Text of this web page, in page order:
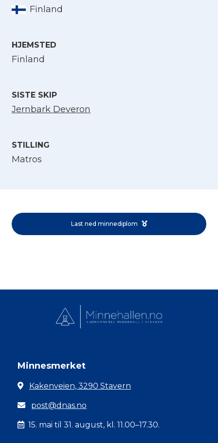
Finland
HJEMSTED
Finland
SISTE SKIP
Jernbark Deveron
STILLING
Matros
Last ned minnediplom
Minnesmerket
Kakenveien, 3290 Stavern
post@dnas.no
15. mai til 31. august, kl. 11.00–17.30.
Velg språk
Norsk bokmål